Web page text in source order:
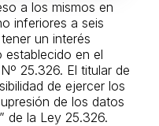
a los mismos en
inferiores a seis
un interés
en el
25.326. El titular de
de ejercer los
de los datos
de la Ley 25.326.